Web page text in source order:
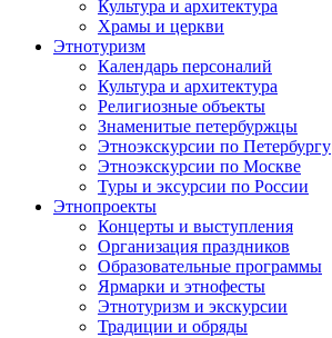
Культура и архитектура
Храмы и церкви
Этнотуризм
Календарь персоналий
Культура и архитектура
Религиозные объекты
Знаменитые петербуржцы
Этноэкскурсии по Петербургу
Этноэкскурсии по Москве
Туры и эксурсии по России
Этнопроекты
Концерты и выступления
Организация праздников
Образовательные программы
Ярмарки и этнофесты
Этнотуризм и экскурсии
Традиции и обряды